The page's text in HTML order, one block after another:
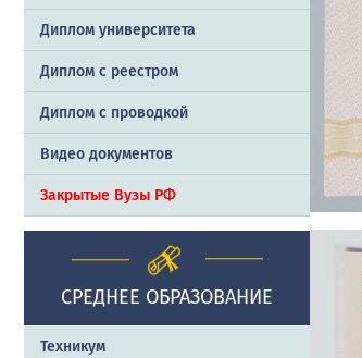
Диплом университета
Диплом с реестром
Диплом с проводкой
Видео документов
Закрытые Вузы РФ
СРЕДНЕЕ ОБРАЗОВАНИЕ
Техникум